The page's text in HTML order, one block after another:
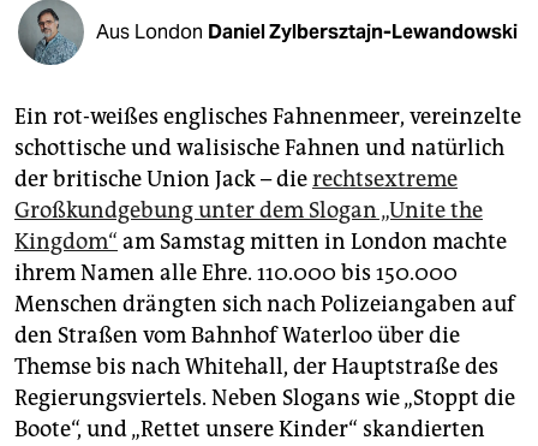
abo
genossenschaft
epaper login
Aus London Daniel Zylbersztajn-Lewandowski
Ein rot-weißes englisches Fahnenmeer, vereinzelte
schottische und walisische Fahnen und natürlich
der britische Union Jack – dierechtsextreme
Großkundgebung unter dem Slogan „Unite the
Kingdom“ am Samstag mitten in London machte
ihrem Namen alle Ehre. 110.000 bis 150.000
Menschen drängten sich nach Polizeiangaben auf
den Straßen vom Bahnhof Waterloo über die
Themse bis nach Whitehall, der Hauptstraße des
Regierungsviertels. Neben Slogans wie „Stoppt die
Boote“, und „Rettet unsere Kinder“ skandierten